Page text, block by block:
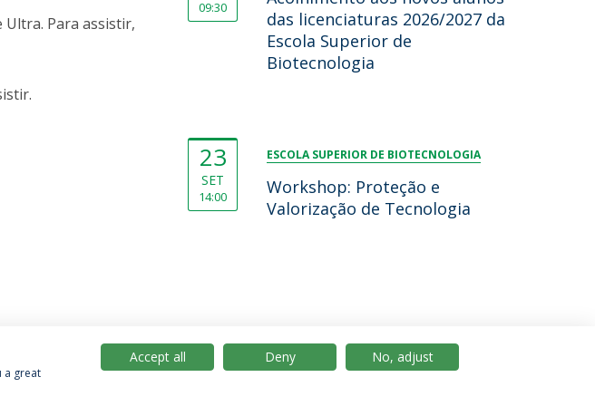
Para assistir,
09:30
das licenciaturas 2026/2027 da
Escola Superior de
Biotecnologia
23
SET
14:00
ESCOLA SUPERIOR DE BIOTECNOLOGIA
Workshop: Proteção e
Valorização de Tecnologia
a great
Accept all Deny No, adjust